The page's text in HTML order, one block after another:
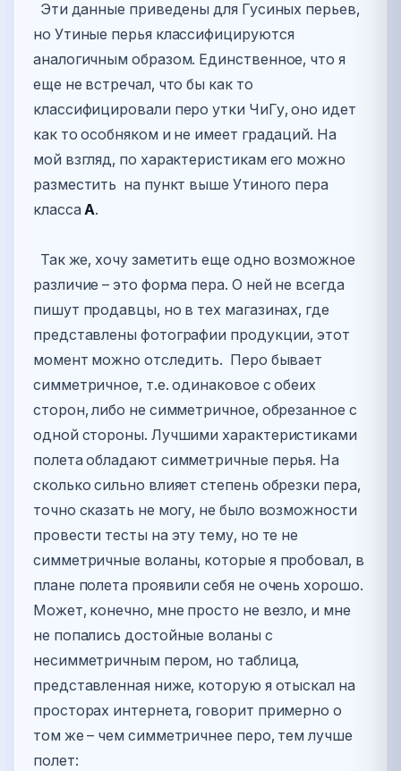
Эти данные приведены для Гусиных перьев,
но Утиные перья классифицируются
аналогичным образом. Единственное, что я
еще не встречал, что бы как то
классифицировали перо утки ЧиГу, оно идет
как то особняком и не имеет градаций. На
мой взгляд, по характеристикам его можно
разместить на пункт выше Утиного пера
классаА.
Так же, хочу заметить еще одно возможное
различие – это форма пера. О ней не всегда
пишут продавцы, но в тех магазинах, где
представлены фотографии продукции, этот
момент можно отследить. Перо бывает
симметричное, т.е. одинаковое с обеих
сторон, либо не симметричное, обрезанное с
одной стороны. Лучшими характеристиками
полета обладают симметричные перья. На
сколько сильно влияет степень обрезки пера,
точно сказать не могу, не было возможности
провести тесты на эту тему, но те не
симметричные воланы, которые я пробовал, в
плане полета проявили себя не очень хорошо.
Может, конечно, мне просто не везло, и мне
не попались достойные воланы с
несимметричным пером, но таблица,
представленная ниже, которую я отыскал на
просторах интернета, говорит примерно о
том же – чем симметричнее перо, тем лучше
полет: